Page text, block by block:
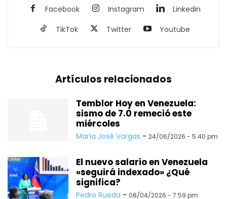
Facebook Instagram
Linkedin
TikTok
Twitter Youtube
Artículos relacionados
Temblor Hoy en Venezuela:
sismo de 7.0 remeció este
miércoles
María José Vargas - 24/06/2026 - 5:40 pm
El nuevo salario en Venezuela
«seguirá indexado» ¿Qué
significa?
Pedro Rueda - 08/04/2026 - 7:59 pm